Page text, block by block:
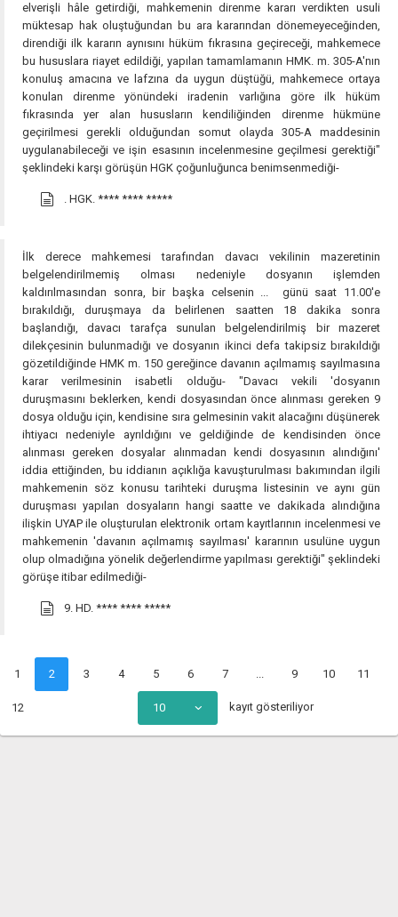
elverişli hâle getirdiği, mahkemenin direnme kararı verdikten usuli
müktesap hak oluştuğundan bu ara kararından dönemeyeceğinden,
direndiği ilk kararın aynısını hüküm fıkrasına geçireceği, mahkemece
bu hususlara riayet edildiği, yapılan tamamlamanın HMK. m. 305-A'nın
konuluş amacına ve lafzına da uygun düştüğü, mahkemece ortaya
konulan direnme yönündeki iradenin varlığına göre ilk hüküm
fıkrasında yer alan hususların kendiliğinden direnme hükmüne
geçirilmesi gerekli olduğundan somut olayda 305-A maddesinin
uygulanabileceği ve işin esasının incelenmesine geçilmesi gerektiği"
şeklindeki karşı görüşün HGK çoğunluğunca benimsenmediği-
. HGK. **** **** *****
İlk derece mahkemesi tarafından davacı vekilinin mazeretinin
belgelendirilmemiş olması nedeniyle dosyanın işlemden
kaldırılmasından sonra, bir başka celsenin ... günü saat 11.00'e
bırakıldığı, duruşmaya da belirlenen saatten 18 dakika sonra
başlandığı, davacı tarafça sunulan belgelendirilmiş bir mazeret
dilekçesinin bulunmadığı ve dosyanın ikinci defa takipsiz bırakıldığı
gözetildiğinde HMK m. 150 gereğince davanın açılmamış sayılmasına
karar verilmesinin isabetli olduğu- "Davacı vekili 'dosyanın
duruşmasını beklerken, kendi dosyasından önce alınması gereken 9
dosya olduğu için, kendisine sıra gelmesinin vakit alacağını düşünerek
ihtiyacı nedeniyle ayrıldığını ve geldiğinde de kendisinden önce
alınması gereken dosyalar alınmadan kendi dosyasının alındığını'
iddia ettiğinden, bu iddianın açıklığa kavuşturulması bakımından ilgili
mahkemenin söz konusu tarihteki duruşma listesinin ve aynı gün
duruşması yapılan dosyaların hangi saatte ve dakikada alındığına
ilişkin UYAP ile oluşturulan elektronik ortam kayıtlarının incelenmesi ve
mahkemenin 'davanın açılmamış sayılması' kararının usulüne uygun
olup olmadığına yönelik değerlendirme yapılması gerektiği" şeklindeki
görüşe itibar edilmediği-
9. HD. **** **** *****
1 2 3 4 5 6 7 ... 9 10 11
12 10 kayıt gösteriliyor